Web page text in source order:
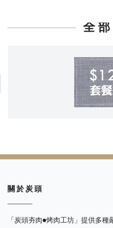
全 部
關 於 炭 頭
「炭頭夯肉●烤肉工坊」提供多